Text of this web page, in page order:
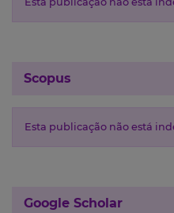
Scopus
Esta publicação não está
Google Scholar